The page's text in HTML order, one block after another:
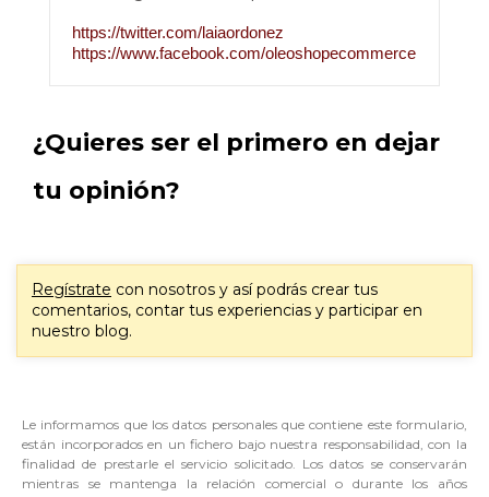
https://twitter.com/laiaordonez
https://www.facebook.com/oleoshopecommerce
¿Quieres ser el primero en dejar
tu opinión?
Regístrate con nosotros y así podrás crear tus
comentarios, contar tus experiencias y participar en
nuestro blog.
Le informamos que los datos personales que contiene este formulario,
están incorporados en un fichero bajo nuestra responsabilidad, con la
finalidad de prestarle el servicio solicitado. Los datos se conservarán
mientras se mantenga la relación comercial o durante los años